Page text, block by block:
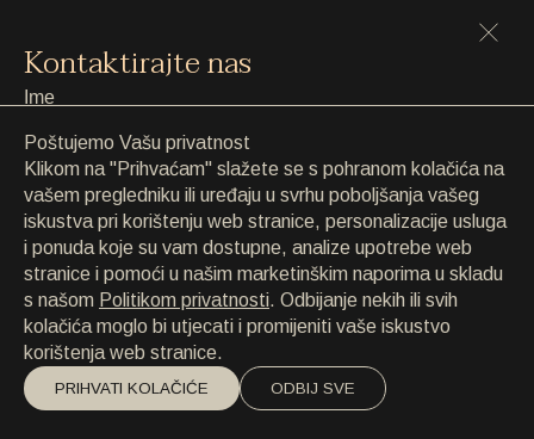
Kontaktirajte nas
Napomena (neobavezno)
NAŠE USLIGE
Privatni događaji:
events@clubrevelin.com
Rezervacijske i konsijerž usluge:
reservations@clubrevelin.com
Radite sa nama:
CATERING
PLAŽA
Poštujemo Vašu privatnost
Klikom na "Prihvaćam" slažete se s pohranom kolačića na
vašem pregledniku ili uređaju u svrhu poboljšanja vašeg
iskustva pri korištenju web stranice, personalizacije usluga
i ponuda koje su vam dostupne, analize upotrebe web
stranice i pomoći u našim marketinškim naporima u skladu
s našom Politikom privatnosti. Odbijanje nekih ili svih
kolačića moglo bi utjecati i promijeniti vaše iskustvo
korištenja web stranice.
PRIHVATI KOLAČIĆE ODBIJ SVE